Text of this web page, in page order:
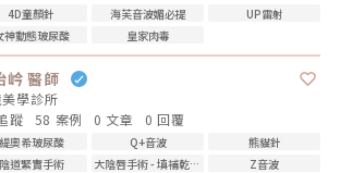
4D童顏針 海芙音波媚必提
UP雷射
神動態玻尿酸
皇家肉毒
岒 醫師
學診所
蹤
58 案例 0 文章 0 回覆
緹奧希玻尿酸 Q+音波
熊貓針
陰道緊實手術
大陰唇手術 - 填補乾扁皺摺 Z音波